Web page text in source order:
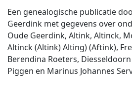
Een genealogische publicatie
Geerdink met gegevens over
Oude Geerdink, Altink, Altinck,
Altinck (Altink) Alting) (Aftink),
Berendina Roeters,
Piggen en Marinus Johannes